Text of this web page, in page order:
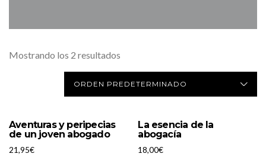
Mostrando los 2 resultados
Aventuras y peripecias
de un joven abogado
21,95€
La esencia de la
abogacía
18,00€